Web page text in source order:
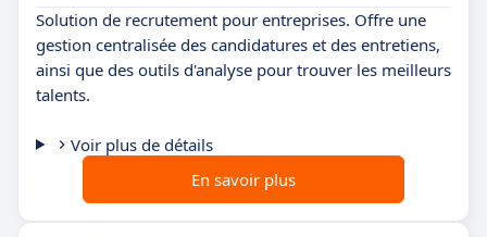
Solution de recrutement pour entreprises. Offre une
gestion centralisée des candidatures et des entretiens,
ainsi que des outils d'analyse pour trouver les meilleurs
talents.
Voir plus de détails
En savoir plus